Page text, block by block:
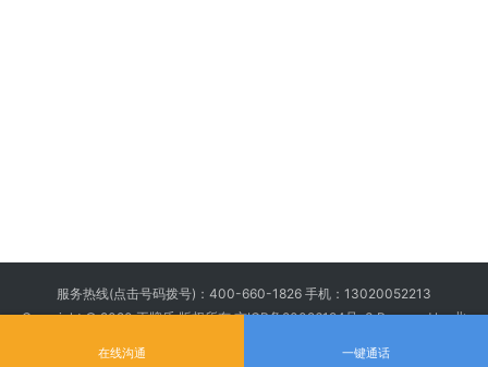
服务热线(点击号码拨号)： 400-660-1826 手机： 13020052213
Copyright © 2020 王牌盾 版权所有京ICP备20026194号-3Powered by 北
在线沟通 一键通话